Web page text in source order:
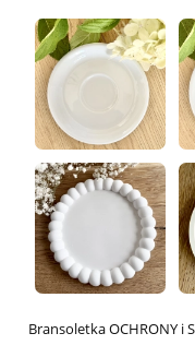
Bransoletka OCHRONY i